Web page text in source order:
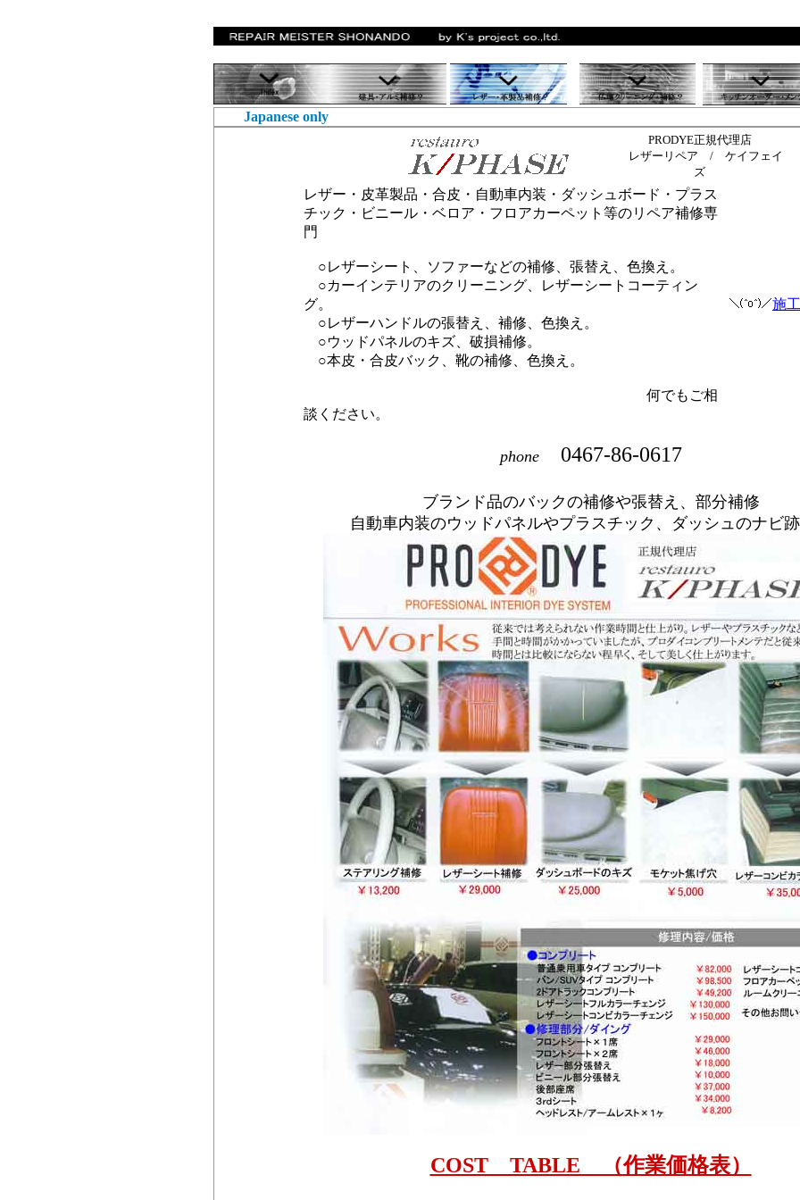
Japanese only
PRODYE正規代理店
レザーリペア / ケイフェイ
ズ
レザー・皮革製品・合皮・自動車内装・ダッシュボード・プラス
チック・ビニール・ベロア・フロアカーペット等のリペア補修専
門
○レザーシート、ソファーなどの補修、張替え、色換え。
○カーインテリアのクリーニング、レザーシートコーティン
グ。
○レザーハンドルの張替え、補修、色換え。
○ウッドパネルのキズ、破損補修。
○本皮・合皮バック、靴の補修、色換え。
何でもご相
談ください。
施
phone0467-86-0617
ブランド品のバックの補修や張替え、部分補修
自動車内装のウッドパネルやプラスチック、ダッシュのナビ
COST TABLE （作業価格表）